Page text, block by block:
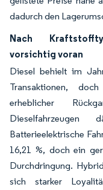
dadurch den
Nach
vorsichtig voran
Diesel behielt im
Transaktionen,
erheblicher
Batterieelektrische
16,21 %, doch ein
Durchdringung.
sich starker